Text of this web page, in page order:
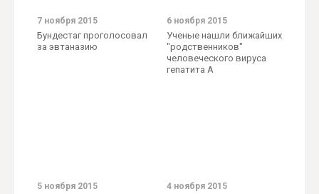
7 ноября 2015
Бундестаг проголосовал
за эвтаназию
6 ноября 2015
Ученые нашли ближайших
"родственников"
человеческого вируса
гепатита А
5 ноября 2015 4 ноября 2015